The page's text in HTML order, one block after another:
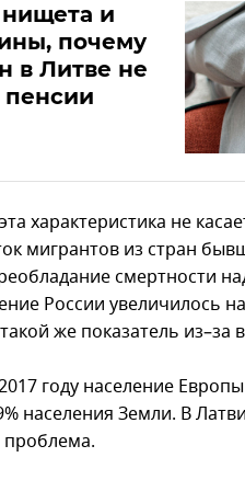
и
почему
в Литве не
характеристика не
мигрантов из стран
смертности
России увеличилось
же показатель из–за
году население
населения Земли. В